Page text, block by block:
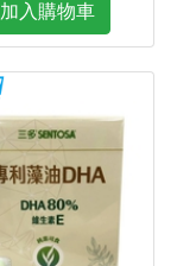
加入購物車